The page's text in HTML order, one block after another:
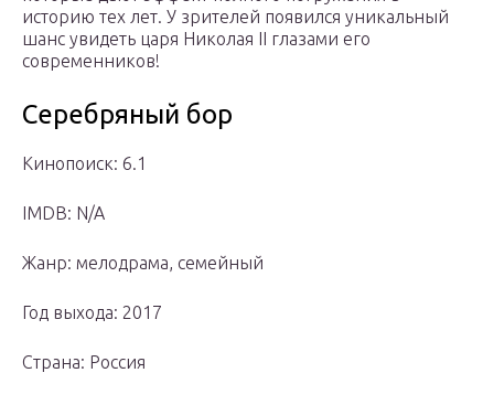
историю тех лет. У зрителей появился уникальный
шанс увидеть царя Николая II глазами его
современников!
Серебряный бор
Кинопоиск: 6.1
IMDB: N/A
Жанр: мелодрама, семейный
Год выхода: 2017
Страна: Россия